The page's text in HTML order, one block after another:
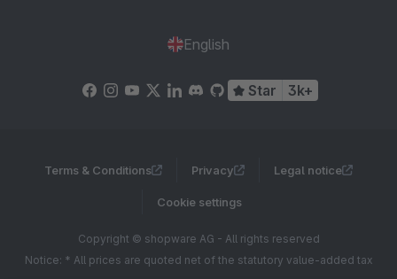
English
Star 3k+
Terms & Conditions Privacy Legal notice
Cookie settings
Copyright © shopware AG - All rights reserved
Notice: * All prices are quoted net of the statutory value-added tax